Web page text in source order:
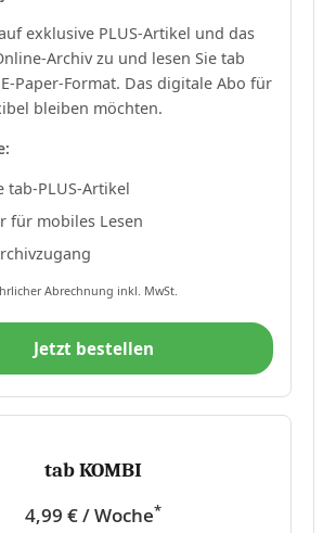
exklusive PLUS-Artikel und das
Archiv zu und lesen Sie tab
Paper-Format. Das digitale Abo für
bleiben möchten.
tab-PLUS-Artikel
für mobiles Lesen
Abrechnung inkl. MwSt.
Jetzt bestellen
tab KOMBI
4,99 € / Woche*